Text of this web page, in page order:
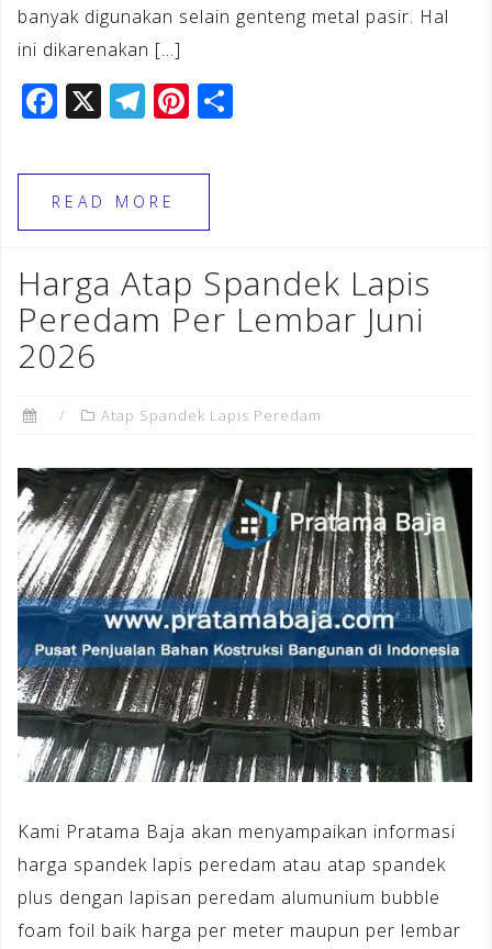
banyak digunakan selain genteng metal pasir. Hal
ini dikarenakan […]
F
c
e
b
o
o
k
X T
e
gr
a
m
Pi
te
e
st
READ MORE
Harga Atap Spandek Lapis
Peredam Per Lembar Juni
2026
Atap Spandek Lapis Peredam
Kami Pratama Baja akan menyampaikan informasi
harga spandek lapis peredam atau atap spandek
plus dengan lapisan peredam alumunium bubble
foam foil baik harga per meter maupun per lembar